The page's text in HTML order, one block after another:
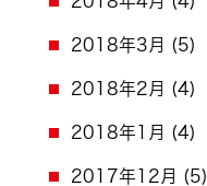
2018年3月 (5)
2018年2月 (4)
2018年1月 (4)
2017年12月 (5)